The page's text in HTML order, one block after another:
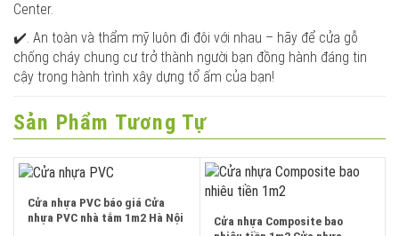
Center.
✔️. An toàn và thẩm mỹ luôn đi đôi với nhau – hãy để cửa gỗ
chống cháy chung cư trở thành người bạn đồng hành đáng tin
cậy trong hành trình xây dựng tổ ấm của bạn!
Sản Phẩm Tương Tự
Cửa nhựa PVC báo giá Cửa
nhựa PVC nhà tắm 1m2 Hà Nội
Cửa nhựa Composite bao